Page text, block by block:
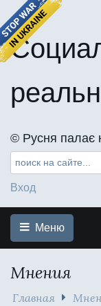
©️ Русня палає
Вход
Меню
Мнения
Главная